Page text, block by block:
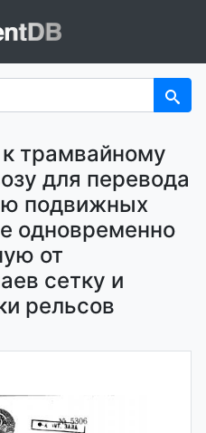
трамвайному
для перевода
подвижных
одновременно
от
сетку и
рельсов